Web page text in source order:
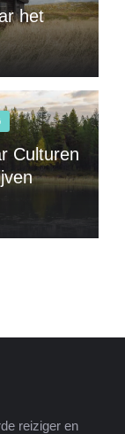
het
Culturen
reiziger en